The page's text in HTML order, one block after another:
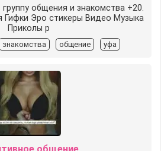
общения и знакомства +20.
Гифки Эро стикеры Видео Музыка
Приколы р
знакомства общение уфа